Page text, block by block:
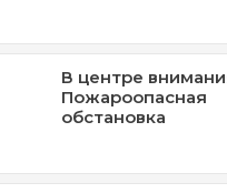
В центре
Пожароопасная
обстановка